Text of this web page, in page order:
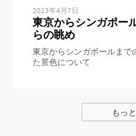
2023年4月7日
東京からシンガポ
らの眺め
東京からシンガポールまで
た景色について
もっ